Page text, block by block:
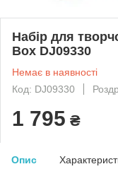
Набір для
Box DJ09330
Немає в наявності
Код: DJ09330
1 795 ₴
Опис